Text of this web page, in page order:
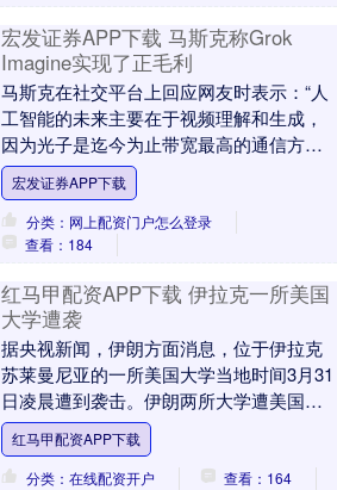
宏发证券APP下载 马斯克称Grok
Imagine实现了正毛利
马斯克在社交平台上回应网友时表示：“人
工智能的未来主要在于视频理解和生成，
因为光子是迄今为止带宽最高的通信方
式。这些都是通用人工智能（AGI）的必备
工具。值得一....
宏发证券APP下载
分类：网上配资门户怎么登录
查看：184
红马甲配资APP下载 伊拉克一所美国
大学遭袭
据央视新闻，伊朗方面消息，位于伊拉克
苏莱曼尼亚的一所美国大学当地时间3月31
日凌晨遭到袭击。伊朗两所大学遭美国和
以色列空袭后，伊朗伊斯兰革命卫队将以
色列境内大学....
红马甲配资APP下载
分类：在线配资开户
查看：164